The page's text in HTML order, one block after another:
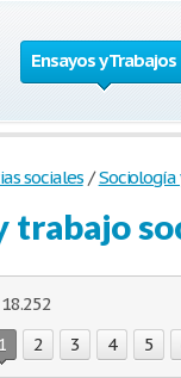
Ensayos y Trabajos
sociales /
trabajo
2 3 4 5